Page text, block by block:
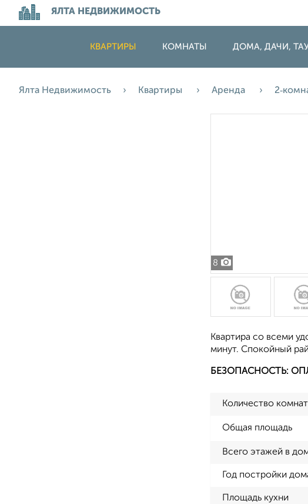
ЯЛТА НЕДВИЖИМОСТЬ
КВАРТИРЫ КОМНАТЫ ДОМА, ДАЧИ,
Ялта Недвижимость Квартиры Аренда
8
Квартира со всеми
минут. Спокойный
БЕЗОПАСНОСТЬ:
Количество комнат
Общая площадь
Всего этажей в
Год постройки
Площадь кухни